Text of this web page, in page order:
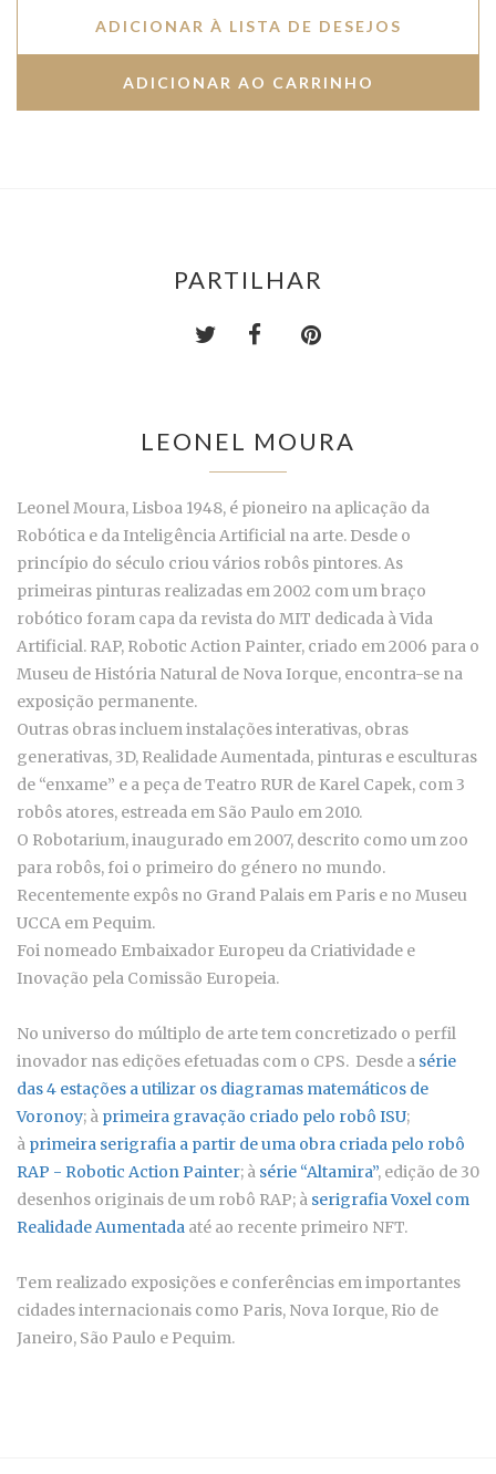
ADICIONAR À LISTA DE DESEJOS
PARTILHAR
LEONEL MOURA
Leonel Moura, Lisboa 1948, é pioneiro na aplicação da
Robótica e da Inteligência Artificial na arte. Desde o
princípio do século criou vários robôs pintores. As
primeiras pinturas realizadas em 2002 com um braço
robótico foram capa da revista do MIT dedicada à Vida
Artificial. RAP, Robotic Action Painter, criado em 2006 para o
Museu de História Natural de Nova Iorque, encontra-se na
exposição permanente.
Outras obras incluem instalações interativas, obras
generativas, 3D, Realidade Aumentada, pinturas e esculturas
de “enxame” e a peça de Teatro RUR de Karel Capek, com 3
robôs atores, estreada em São Paulo em 2010.
O Robotarium, inaugurado em 2007, descrito como um zoo
para robôs, foi o primeiro do género no mundo.
Recentemente expôs no Grand Palais em Paris e no Museu
UCCA em Pequim.
Foi nomeado Embaixador Europeu da Criatividade e
Inovação pela Comissão Europeia.
No universo do múltiplo de arte tem concretizado o perfil
inovador nas edições efetuadas com o CPS. Desde a série
das 4 estações a utilizar os diagramas matemáticos de
Voronoy; à primeira gravação criado pelo robô ISU;
à primeira serigrafia a partir de uma obra criada pelo robô
RAP - Robotic Action Painter; à série “Altamira”, edição de 30
desenhos originais de um robô RAP; à serigrafia Voxel com
Realidade Aumentada até ao recente primeiro NFT.
Tem realizado exposições e conferências em importantes
cidades internacionais como Paris, Nova Iorque, Rio de
Janeiro, São Paulo e Pequim.